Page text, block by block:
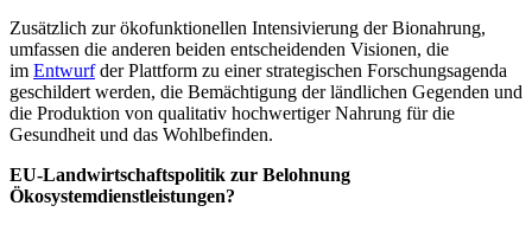
Zusätzlich zur ökofunktionellen Intensivierung der Bionahrung,
umfassen die anderen beiden entscheidenden Visionen, die
im Entwurfder Plattform zu einer strategischen Forschungsagenda
geschildert werden, die Bemächtigung der ländlichen Gegenden und
die Produktion von qualitativ hochwertiger Nahrung für die
Gesundheit und das Wohlbefinden.
EU-Landwirtschaftspolitik zur Belohnung
Ökosystemdienstleistungen?